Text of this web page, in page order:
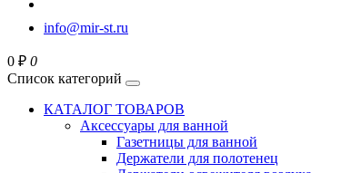
info@mir-st.ru
0 ₽ 0
Список категорий
КАТАЛОГ ТОВАРОВ
Аксессуары для ванной
Газетницы для ванной
Держатели для полотенец